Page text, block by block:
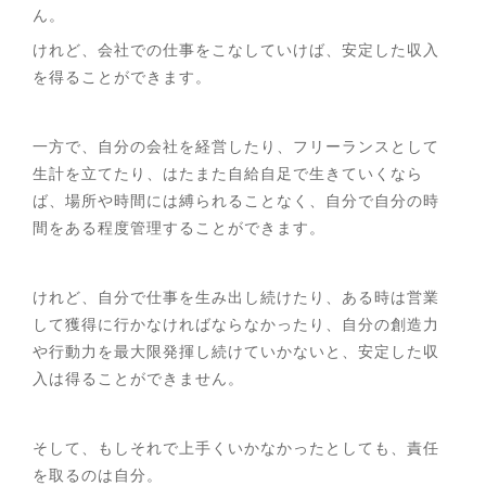
ん。
けれど、会社での仕事をこなしていけば、安定した収入
を得ることができます。
一方で、自分の会社を経営したり、フリーランスとして
生計を立てたり、はたまた自給自足で生きていくなら
ば、場所や時間には縛られることなく、自分で自分の時
間をある程度管理することができます。
けれど、自分で仕事を生み出し続けたり、ある時は営業
して獲得に行かなければならなかったり、自分の創造力
や行動力を最大限発揮し続けていかないと、安定した収
入は得ることができません。
そして、もしそれで上手くいかなかったとしても、責任
を取るのは自分。